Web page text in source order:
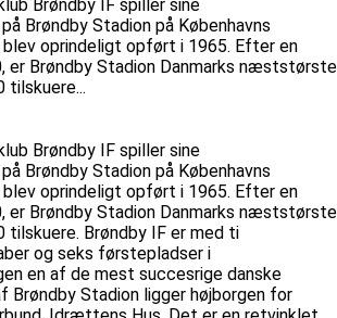
Brøndby IF spiller sine
Brøndby Stadion på Københavns
oprindeligt opført i 1965. Efter en
er Brøndby Stadion Danmarks næststørste
tilskuere...
Brøndby IF spiller sine
Brøndby Stadion på Københavns
oprindeligt opført i 1965. Efter en
er Brøndby Stadion Danmarks næststørste
tilskuere. Brøndby IF er med ti
og seks førstepladser i
en af de mest succesrige danske
Brøndby Stadion ligger højborgen for